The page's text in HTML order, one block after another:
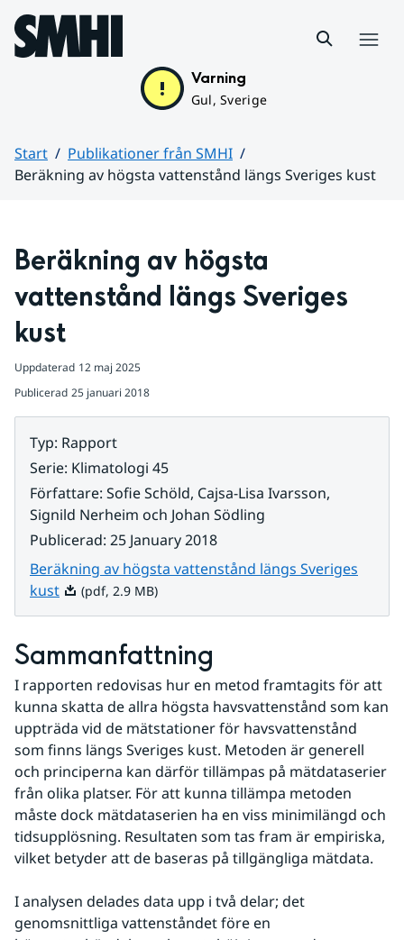
Hoppa till sidans innehåll
Varning
Gul, Sverige
Start
Publikationer från SMHI
Beräkning av högsta vattenstånd längs Sveriges kust
Beräkning av högsta
vattenstånd längs Sveriges
kust
Uppdaterad 12 maj 2025
Publicerad 25 januari 2018
Typ: Rapport
Serie: Klimatologi 45
Författare: Sofie Schöld, Cajsa-Lisa Ivarsson,
Signild Nerheim och Johan Södling
Publicerad: 25 January 2018
Beräkning av högsta vattenstånd längs Sveriges
kustPdf, 2.9 MB.
(pdf, 2.9 MB)
Sammanfattning
I rapporten redovisas hur en metod framtagits för att
kunna skatta de allra högsta havsvattenstånd som kan
uppträda vid de mätstationer för havsvattenstånd
som finns längs Sveriges kust. Metoden är generell
och principerna kan därför tillämpas på mätdataserier
från olika platser. För att kunna tillämpa metoden
måste dock mätdataserien ha en viss minimilängd och
tidsupplösning. Resultaten som tas fram är empiriska,
vilket betyder att de baseras på tillgängliga mätdata.
I analysen delades data upp i två delar; det
genomsnittliga vattenståndet före en